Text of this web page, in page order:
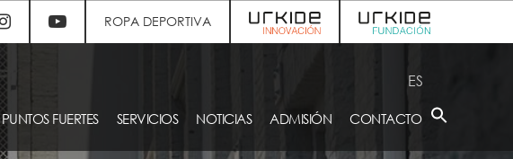
ROPA DEPORTIVA
ES
PUNTOS FUERTES SERVICIOS NOTICIAS ADMISIÓN CONTACTO